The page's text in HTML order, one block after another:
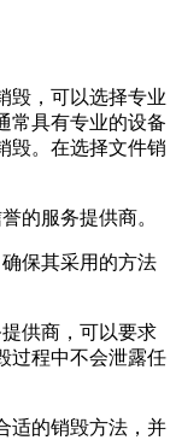
毁，可以选择专业
常具有专业的设备
毁。在选择文件销
的服务提供商。
保其采用的方法
供商，可以要求
过程中不会泄露任
适的销毁方法，并